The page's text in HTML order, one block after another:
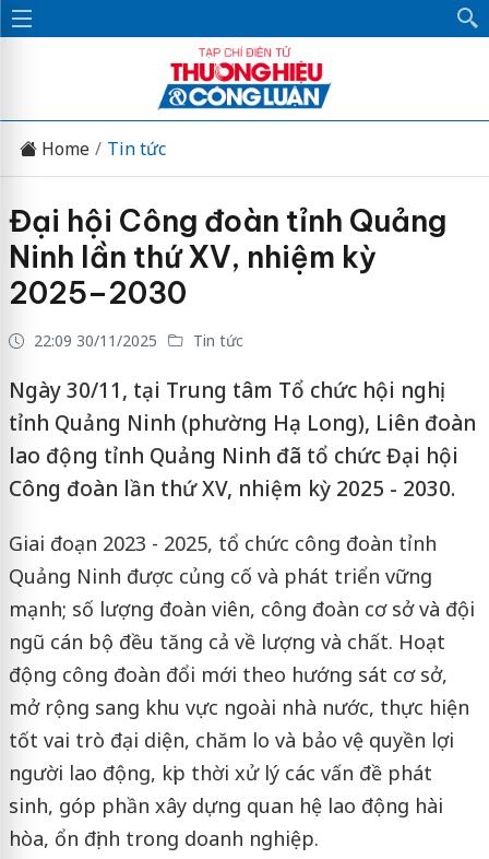
Home Tin tức
Đại hội Công đoàn tỉnh Quảng
Ninh lần thứ XV, nhiệm kỳ
2025–2030
22:09 30/11/2025 Tin tức
Ngày 30/11, tại Trung tâm Tổ chức hội nghị
tỉnh Quảng Ninh (phường Hạ Long), Liên đoàn
lao động tỉnh Quảng Ninh đã tổ chức Đại hội
Công đoàn lần thứ XV, nhiệm kỳ 2025 - 2030.
Giai đoạn 2023 - 2025, tổ chức công đoàn tỉnh
Quảng Ninh được củng cố và phát triển vững
mạnh; số lượng đoàn viên, công đoàn cơ sở và đội
ngũ cán bộ đều tăng cả về lượng và chất. Hoạt
động công đoàn đổi mới theo hướng sát cơ sở,
mở rộng sang khu vực ngoài nhà nước, thực hiện
tốt vai trò đại diện, chăm lo và bảo vệ quyền lợi
người lao động, kịp thời xử lý các vấn đề phát
sinh, góp phần xây dựng quan hệ lao động hài
hòa, ổn định trong doanh nghiệp.